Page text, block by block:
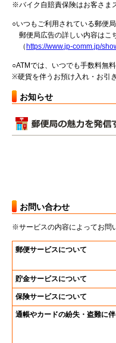
※バイク自賠責保険はお客さま
○いつもご利用されている郵便
郵便局広告の詳しい内容はこ
（ https://www.jp-comm.jp/
○ATMでは、いつでも手数料無
※硬貨を伴うお預け入れ・お引
お知らせ
お問い合わせ
※サービスの内容によってお問
郵便サービスについて
貯金サービスについて
保険サービスについて
通帳やカードの紛失・盗難に